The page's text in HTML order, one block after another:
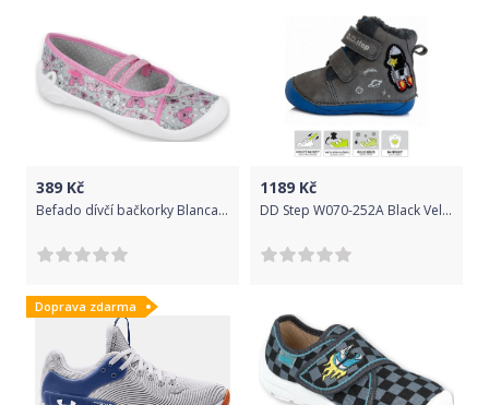
389 Kč
Befado dívčí bačkorky Blanca 116Y273 31, šedá
1189 Kč
DD Step W070-252A Black Velikost: 20
Doprava zdarma